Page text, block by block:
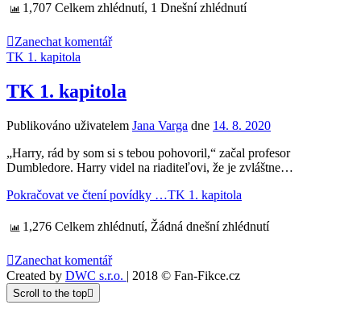
1,707 Celkem zhlédnutí, 1 Dnešní zhlédnutí
Zanechat komentář
TK 1. kapitola
TK 1. kapitola
Publikováno uživatelem Jana Varga dne 14. 8. 2020
„Harry, rád by som si s tebou pohovoril,“ začal profesor
Dumbledore. Harry videl na riaditeľovi, že je zvláštne…
Pokračovat ve čtení povídky …TK 1. kapitola
1,276 Celkem zhlédnutí, Žádná dnešní zhlédnutí
Zanechat komentář
Created by DWC s.r.o. | 2018 © Fan-Fikce.cz
Scroll to the top